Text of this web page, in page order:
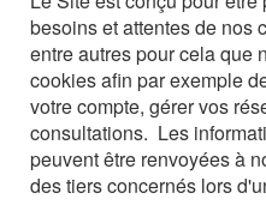
besoins et attentes de nos
entre autres pour cela que
cookies afin par exemple
votre compte, gérer vos
consultations. Les
peuvent être renvoyées à
des tiers concernés lors